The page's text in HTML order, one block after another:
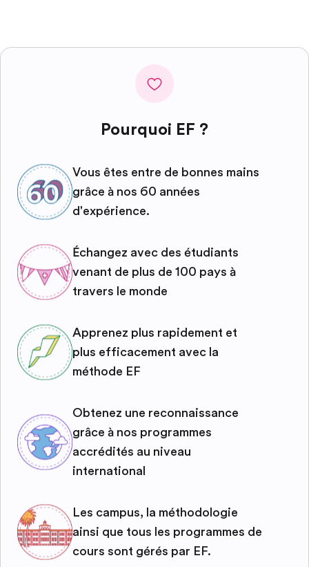
Pourquoi EF ?
Vous êtes entre de bonnes mains
grâce à nos 60 années
d'expérience.
Échangez avec des étudiants
venant de plus de 100 pays à
travers le monde
Apprenez plus rapidement et
plus efficacement avec la
méthode EF
Obtenez une reconnaissance
grâce à nos programmes
accrédités au niveau
international
Les campus, la méthodologie
ainsi que tous les programmes de
cours sont gérés par EF.